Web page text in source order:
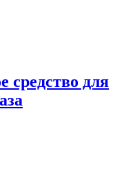
средство для